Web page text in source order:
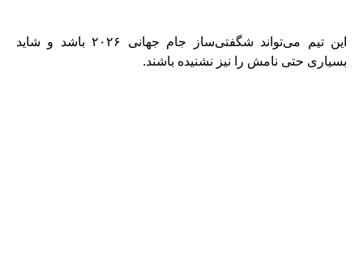
این تیم می‌تواند شگفتی‌ساز جام جهانی ۲۰۲۶ باشد و شاید
بسیاری حتی نامش را نیز نشنیده باشند.